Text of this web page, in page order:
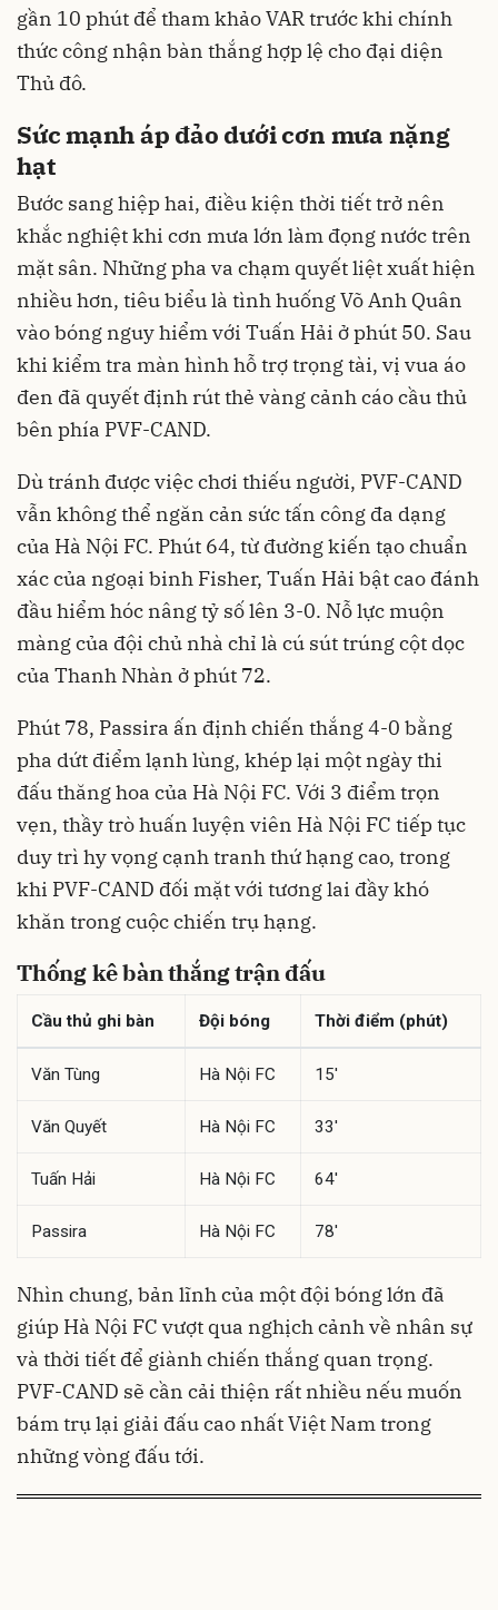
gần 10 phút để tham khảo VAR trước khi chính
thức công nhận bàn thắng hợp lệ cho đại diện
Thủ đô.
Sức mạnh áp đảo dưới cơn mưa nặng
hạt
Bước sang hiệp hai, điều kiện thời tiết trở nên
khắc nghiệt khi cơn mưa lớn làm đọng nước trên
mặt sân. Những pha va chạm quyết liệt xuất hiện
nhiều hơn, tiêu biểu là tình huống Võ Anh Quân
vào bóng nguy hiểm với Tuấn Hải ở phút 50. Sau
khi kiểm tra màn hình hỗ trợ trọng tài, vị vua áo
đen đã quyết định rút thẻ vàng cảnh cáo cầu thủ
bên phía PVF-CAND.
Dù tránh được việc chơi thiếu người, PVF-CAND
vẫn không thể ngăn cản sức tấn công đa dạng
của Hà Nội FC. Phút 64, từ đường kiến tạo chuẩn
xác của ngoại binh Fisher, Tuấn Hải bật cao đánh
đầu hiểm hóc nâng tỷ số lên 3-0. Nỗ lực muộn
màng của đội chủ nhà chỉ là cú sút trúng cột dọc
của Thanh Nhàn ở phút 72.
Phút 78, Passira ấn định chiến thắng 4-0 bằng
pha dứt điểm lạnh lùng, khép lại một ngày thi
đấu thăng hoa của Hà Nội FC. Với 3 điểm trọn
vẹn, thầy trò huấn luyện viên Hà Nội FC tiếp tục
duy trì hy vọng cạnh tranh thứ hạng cao, trong
khi PVF-CAND đối mặt với tương lai đầy khó
khăn trong cuộc chiến trụ hạng.
Thống kê bàn thắng trận đấu
Cầu thủ ghi bàn Đội bóng Thời điểm (phút)
Văn Tùng Hà Nội FC 15'
Văn Quyết Hà Nội FC 33'
Tuấn Hải Hà Nội FC 64'
Passira Hà Nội FC 78'
Nhìn chung, bản lĩnh của một đội bóng lớn đã
giúp Hà Nội FC vượt qua nghịch cảnh về nhân sự
và thời tiết để giành chiến thắng quan trọng.
PVF-CAND sẽ cần cải thiện rất nhiều nếu muốn
bám trụ lại giải đấu cao nhất Việt Nam trong
những vòng đấu tới.